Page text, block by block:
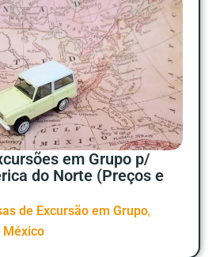
em Grupo p/
do Norte (Preços e
de Excursão em Grupo,
México